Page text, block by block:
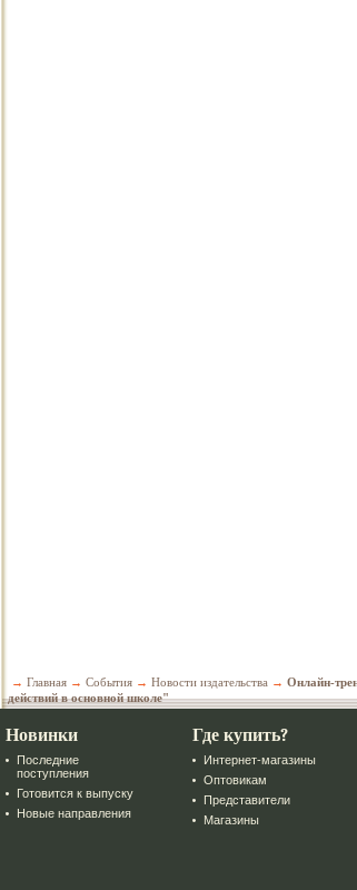
→ Главная → События → Новости издательства → Онлайн-
действий в основной школе"
Новинки
Последние
поступления
Готовится к выпуску
Новые направления
Где купить?
Интернет-магазины
Оптовикам
Представители
Магазины